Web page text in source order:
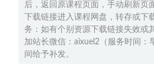
后，返回原课程页面，手动刷新页
下载链接进入课程网盘，转存或下
务：如有个别资源下载链接失效或
加站长微信：aixuel2（服务时间：
间给予补发。
22年英语四级考证最新网课资源考
程，4.2G学习资料百度网盘资源下载
初中地理网课教程分享简单学习
2022-11-29